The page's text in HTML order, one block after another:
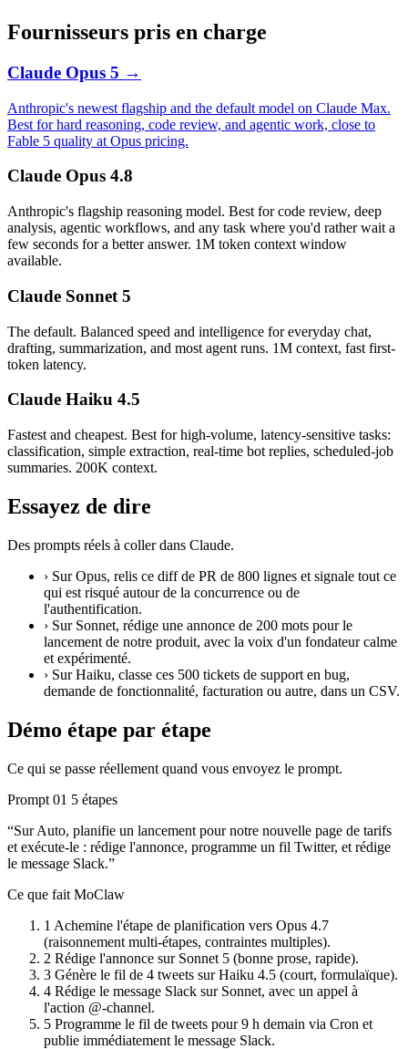
Fournisseurs pris en charge
Claude Opus 5 →
Anthropic's newest flagship and the default model on Claude Max.
Best for hard reasoning, code review, and agentic work, close to
Fable 5 quality at Opus pricing.
Claude Opus 4.8
Anthropic's flagship reasoning model. Best for code review, deep
analysis, agentic workflows, and any task where you'd rather wait a
few seconds for a better answer. 1M token context window
available.
Claude Sonnet 5
The default. Balanced speed and intelligence for everyday chat,
drafting, summarization, and most agent runs. 1M context, fast first-
token latency.
Claude Haiku 4.5
Fastest and cheapest. Best for high-volume, latency-sensitive tasks:
classification, simple extraction, real-time bot replies, scheduled-job
summaries. 200K context.
Essayez de dire
Des prompts réels à coller dans Claude.
› Sur Opus, relis ce diff de PR de 800 lignes et signale tout ce
qui est risqué autour de la concurrence ou de
l'authentification.
› Sur Sonnet, rédige une annonce de 200 mots pour le
lancement de notre produit, avec la voix d'un fondateur calme
et expérimenté.
› Sur Haiku, classe ces 500 tickets de support en bug,
demande de fonctionnalité, facturation ou autre, dans un CSV.
Démo étape par étape
Ce qui se passe réellement quand vous envoyez le prompt.
Prompt 01 5 étapes
“Sur Auto, planifie un lancement pour notre nouvelle page de tarifs
et exécute-le : rédige l'annonce, programme un fil Twitter, et rédige
le message Slack.”
Ce que fait MoClaw
1 Achemine l'étape de planification vers Opus 4.7
(raisonnement multi-étapes, contraintes multiples).
2 Rédige l'annonce sur Sonnet 5 (bonne prose, rapide).
3 Génère le fil de 4 tweets sur Haiku 4.5 (court, formulaïque).
4 Rédige le message Slack sur Sonnet, avec un appel à
l'action @-channel.
5 Programme le fil de tweets pour 9 h demain via Cron et
publie immédiatement le message Slack.